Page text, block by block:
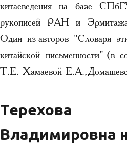
китаеведения на базе
рукописей РАН и
Один из авторов "Словаря
китайской письменности" (в
Т.Е. Хамаевой Е.А.,
Терехова
Владимировна